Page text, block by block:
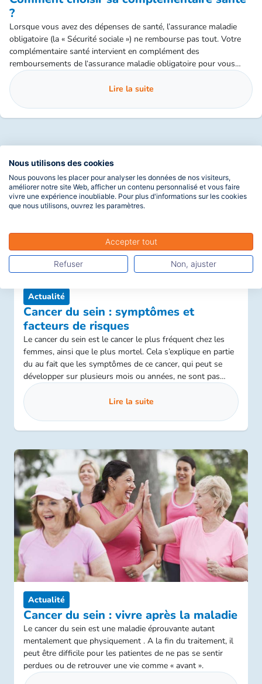
?
Lorsque vous avez des dépenses de santé, l’assurance maladie
obligatoire (la « Sécurité sociale ») ne rembourse pas tout. Votre
complémentaire santé intervient en complément des
remboursements de l‘assurance maladie obligatoire pour vous
permettre de faire face aux dépenses qui restent à votre charge,
que celles‐ci soient liées à une maladie, un accident ou une
maternité.
Lire la suite
Actualité
Cancer du sein : symptômes et
facteurs de risques
Le cancer du sein est le cancer le plus fréquent chez les
femmes, ainsi que le plus mortel. Cela s’explique en partie
du au fait que les symptômes de ce cancer, qui peut se
développer sur plusieurs mois ou années, ne sont pas
toujours visibles durant les premières phases.
Lire la suite
Actualité
Cancer du sein : vivre après la maladie
Le cancer du sein est une maladie éprouvante autant
mentalement que physiquement . A la fin du traitement, il
peut être difficile pour les patientes de ne pas se sentir
perdues ou de retrouver une vie comme « avant ».
Nous utilisons des cookies
Nous pouvons les placer pour analyser les données de nos visiteurs,
améliorer notre site Web, afficher un contenu personnalisé et vous faire
vivre une expérience inoubliable. Pour plus d'informations sur les cookies
que nous utilisons, ouvrez les paramètres.
Accepter tout
Refuser Non, ajuster